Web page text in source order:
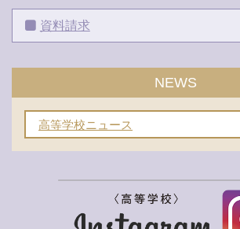
資料請求
NEWS
高等学校ニュース